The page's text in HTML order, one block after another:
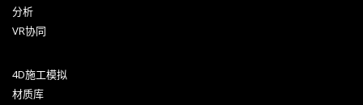
分析
VR协同
4D施工模拟
材质库